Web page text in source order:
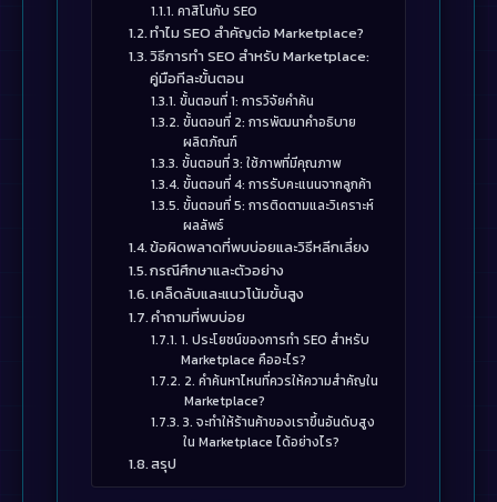
คาสิโนกับ SEO
ทำไม SEO สำคัญต่อ Marketplace?
วิธีการทำ SEO สำหรับ Marketplace:
คู่มือทีละขั้นตอน
ขั้นตอนที่ 1: การวิจัยคำค้น
ขั้นตอนที่ 2: การพัฒนาคำอธิบาย
ผลิตภัณฑ์
ขั้นตอนที่ 3: ใช้ภาพที่มีคุณภาพ
ขั้นตอนที่ 4: การรับคะแนนจากลูกค้า
ขั้นตอนที่ 5: การติดตามและวิเคราะห์
ผลลัพธ์
ข้อผิดพลาดที่พบบ่อยและวิธีหลีกเลี่ยง
กรณีศึกษาและตัวอย่าง
เคล็ดลับและแนวโน้มขั้นสูง
คำถามที่พบบ่อย
1. ประโยชน์ของการทำ SEO สำหรับ
Marketplace คืออะไร?
2. คำค้นหาไหนที่ควรให้ความสำคัญใน
Marketplace?
3. จะทำให้ร้านค้าของเราขึ้นอันดับสูง
ใน Marketplace ได้อย่างไร?
สรุป